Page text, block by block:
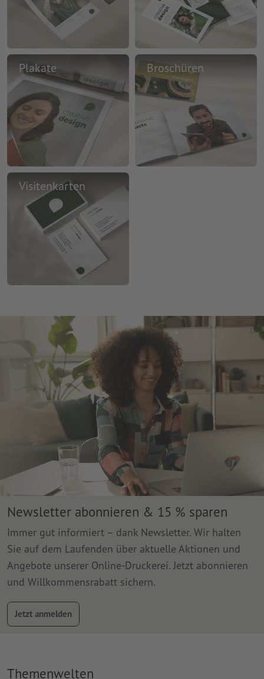
Plakate Broschüren
Visitenkarten
Newsletter abonnieren & 15 % sparen
Immer gut informiert – dank Newsletter. Wir halten
Sie auf dem Laufenden über aktuelle Aktionen und
Angebote unserer Online-Druckerei. Jetzt abonnieren
und Willkommensrabatt sichern.
Jetzt anmelden
Themenwelten